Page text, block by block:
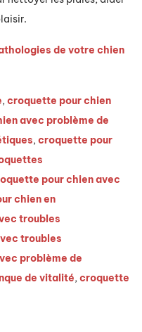
de votre chien
, croquette pour chien
avec problème de
, croquette pour
pour chien avec
chien en
troubles
troubles
problème de
de vitalité, croquette